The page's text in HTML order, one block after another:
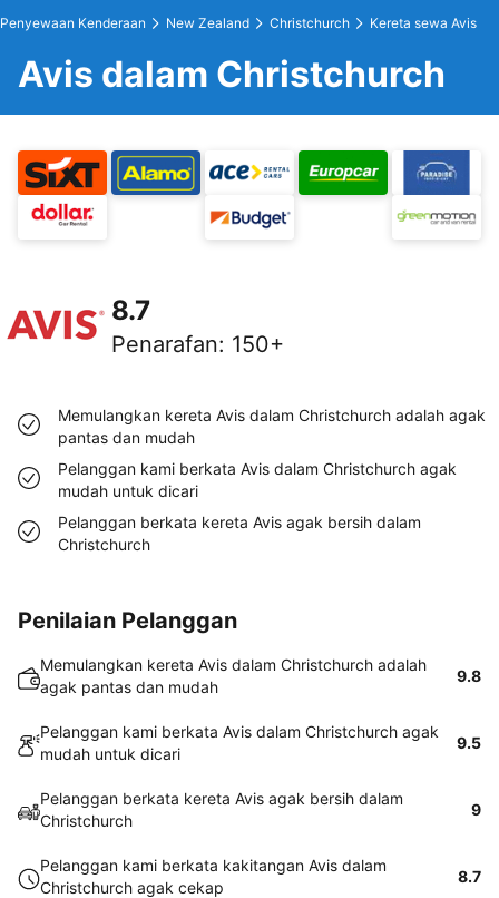
Penyewaan Kenderaan New Zealand Christchurch Kereta sewa Avis
Avis dalam Christchurch
8.7
Penarafan: 150+
Memulangkan kereta Avis dalam Christchurch adalah agak
pantas dan mudah
Pelanggan kami berkata Avis dalam Christchurch agak
mudah untuk dicari
Pelanggan berkata kereta Avis agak bersih dalam
Christchurch
Penilaian Pelanggan
Memulangkan kereta Avis dalam Christchurch adalah
agak pantas dan mudah
9.8
Pelanggan kami berkata Avis dalam Christchurch agak
mudah untuk dicari
9.5
Pelanggan berkata kereta Avis agak bersih dalam
Christchurch
9
Pelanggan kami berkata kakitangan Avis dalam
Christchurch agak cekap
8.7